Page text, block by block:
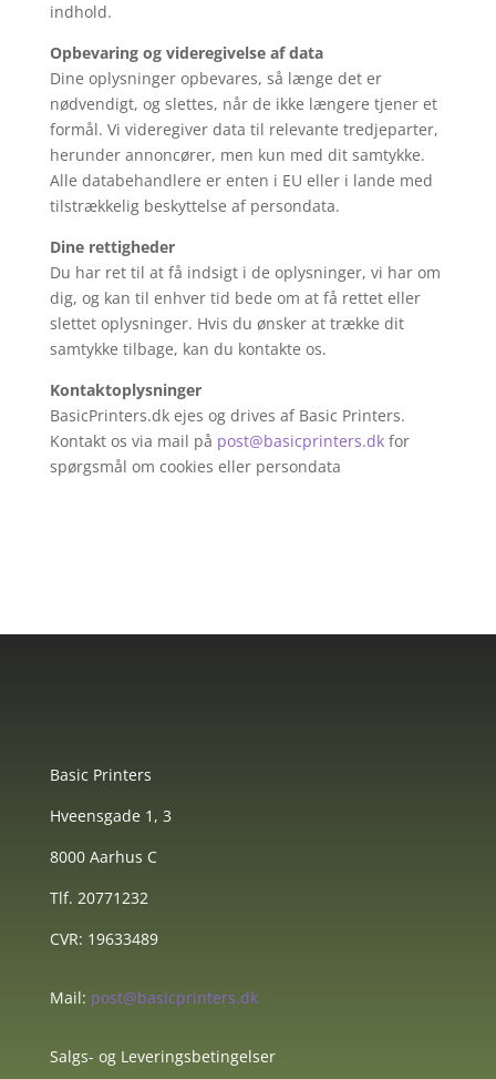
indhold.
Opbevaring og videregivelse af data
Dine oplysninger opbevares, så længe det er
nødvendigt, og slettes, når de ikke længere tjener et
formål. Vi videregiver data til relevante tredjeparter,
herunder annoncører, men kun med dit samtykke.
Alle databehandlere er enten i EU eller i lande med
tilstrækkelig beskyttelse af persondata.
Dine rettigheder
Du har ret til at få indsigt i de oplysninger, vi har om
dig, og kan til enhver tid bede om at få rettet eller
slettet oplysninger. Hvis du ønsker at trække dit
samtykke tilbage, kan du kontakte os.
Kontaktoplysninger
BasicPrinters.dk ejes og drives af Basic Printers.
Kontakt os via mail på post@basicprinters.dkfor
spørgsmål om cookies eller persondata
Basic Printers
Hveensgade 1, 3
8000 Aarhus C
Tlf. 20771232
CVR: 19633489
Mail: post@basicprinters.dk
Salgs- og Leveringsbetingelser